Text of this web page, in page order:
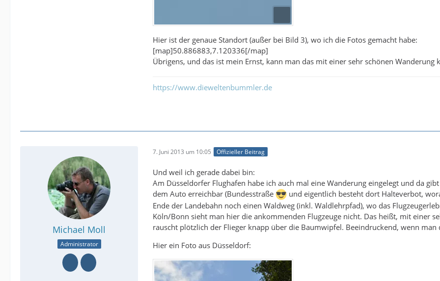
Hier ist der genaue Standort (außer bei Bild 3), wo ich die Fotos gemacht habe:
[map]50.886883,7.120336[/map]
Übrigens, und das ist mein Ernst, kann man das mit einer sehr schönen Wanderung
https://www.dieweltenbummler.de
Michael Moll
Administrator
7. Juni 2013 um 10:05 Offizieller Beitrag
Und weil ich gerade dabei bin:
Am Düsseldorfer Flughafen habe ich auch mal eine Wanderung eingelegt und da
dem Auto erreichbar (Bundesstraße
und eigentlich besteht dort Halteverbot,
Ende der Landebahn noch einen Waldweg (inkl. Waldlehrpfad), wo das
Köln/Bonn sieht man hier die ankommenden Flugzeuge nicht. Das heißt, mit einer
rauscht plötzlich der Flieger knapp über die Baumwipfel. Beeindruckend, wenn
Hier ein Foto aus Düsseldorf: